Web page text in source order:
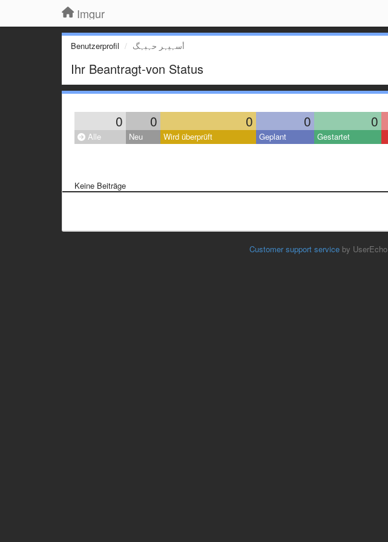
Imgur
Benutzerprofil أسہيہر حہبہگ
Ihr Beantragt-von Status
0 0 0 0 0
Alle Neu Wird überprüft Geplant Gestartet
Keine Beiträge
Customer support serviceby UserEcho